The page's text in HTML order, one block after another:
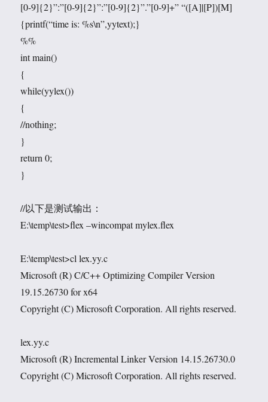
[0-9]{2}”:”[0-9]{2}”:”[0-9]{2}”.”[0-9]+” “([A]|[P])[M]
{printf(“time is: %s\n”,yytext);}
%%
int main()
{
while(yylex())
{
//nothing;
}
return 0;
}
//以下是测试输出：
E:\temp\test>flex –wincompat mylex.flex
E:\temp\test>cl lex.yy.c
Microsoft (R) C/C++ Optimizing Compiler Version
19.15.26730 for x64
Copyright (C) Microsoft Corporation. All rights reserved.
lex.yy.c
Microsoft (R) Incremental Linker Version 14.15.26730.0
Copyright (C) Microsoft Corporation. All rights reserved.